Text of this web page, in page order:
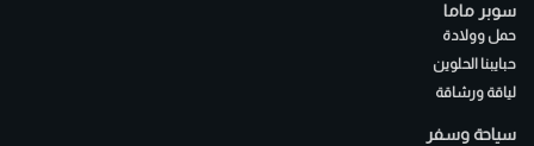
سوبر ماما
حمل وولادة
حبايبنا الحلوين
لياقة ورشاقة
سياحة وسفر